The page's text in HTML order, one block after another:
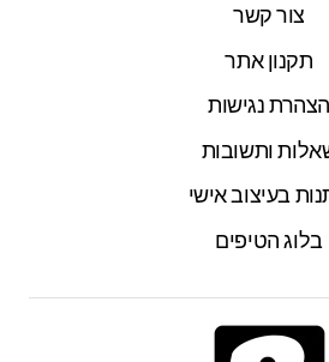
צור קשר
תקנון אתר
הצהרת נגישות
ותשובות
בעיצוב אישי
בלוג הטיפים